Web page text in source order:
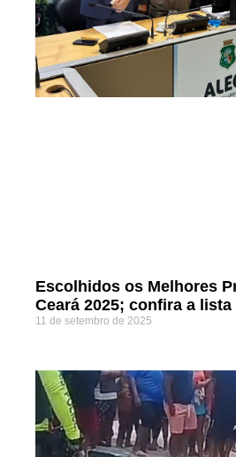
Escolhidos os Melhores
Ceará 2025; confira a lista
11 de setembro de 2025